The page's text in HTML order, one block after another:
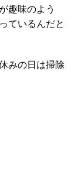
趣味のよう
ているんだと
みの日は掃除